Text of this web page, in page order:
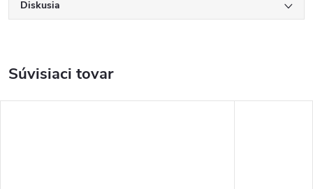
Diskusia
Súvisiaci tovar